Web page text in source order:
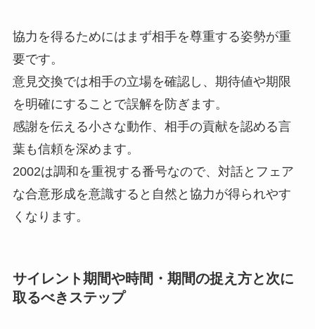
協力を得るためにはまず相手を尊重する姿勢が重
要です。
意見交換では相手の立場を確認し、期待値や期限
を明確にすることで誤解を防ぎます。
感謝を伝える小さな動作、相手の貢献を認める言
葉も信頼を深めます。
2002は調和を重視する番号なので、対話とフェア
な合意形成を意識すると自然と協力が得られやす
くなります。
サイレント期間や時間・期間の捉え方と次に
取るべきステップ